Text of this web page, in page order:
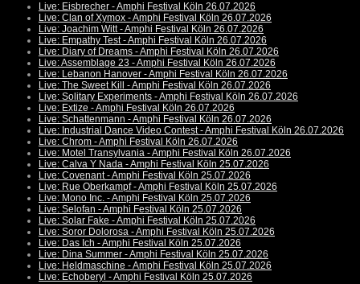
Live: Eisbrecher - Amphi Festival Köln 26.07.2026
Live: Clan of Xymox - Amphi Festival Köln 26.07.2026
Live: Joachim Witt - Amphi Festival Köln 26.07.2026
Live: Empathy Test - Amphi Festival Köln 26.07.2026
Live: Diary of Dreams - Amphi Festival Köln 26.07.2026
Live: Assemblage 23 - Amphi Festival Köln 26.07.2026
Live: Lebanon Hanover - Amphi Festival Köln 26.07.2026
Live: The Sweet Kill - Amphi Festival Köln 26.07.2026
Live: Solitary Experiments - Amphi Festival Köln 26.07.2026
Live: Extize - Amphi Festival Köln 26.07.2026
Live: Schattenmann - Amphi Festival Köln 26.07.2026
Live: Industrial Dance Video Contest - Amphi Festival Köln 26.07.2026
Live: Chrom - Amphi Festival Köln 26.07.2026
Live: Motel Transylvania - Amphi Festival Köln 26.07.2026
Live: Calva Y Nada - Amphi Festival Köln 25.07.2026
Live: Covenant - Amphi Festival Köln 25.07.2026
Live: Rue Oberkampf - Amphi Festival Köln 25.07.2026
Live: Mono Inc. - Amphi Festival Köln 25.07.2026
Live: Selofan - Amphi Festival Köln 25.07.2026
Live: Solar Fake - Amphi Festival Köln 25.07.2026
Live: Soror Dolorosa - Amphi Festival Köln 25.07.2026
Live: Das Ich - Amphi Festival Köln 25.07.2026
Live: Dina Summer - Amphi Festival Köln 25.07.2026
Live: Heldmaschine - Amphi Festival Köln 25.07.2026
Live: Echoberyl - Amphi Festival Köln 25.07.2026